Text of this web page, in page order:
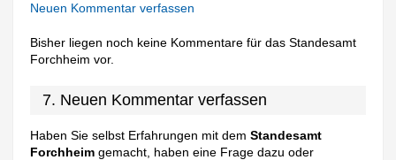
Neuen Kommentar verfassen
Bisher liegen noch keine Kommentare für das Standesamt
Forchheim vor.
7. Neuen Kommentar verfassen
Haben Sie selbst Erfahrungen mit demStandesamt
Forchheim gemacht, haben eine Frage dazu oder